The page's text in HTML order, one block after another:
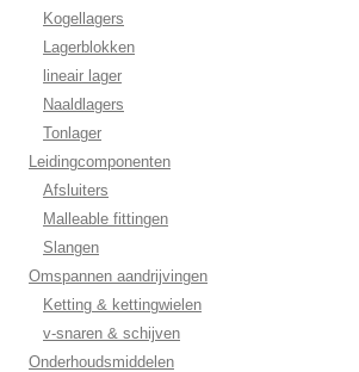
Kogellagers
Lagerblokken
lineair lager
Naaldlagers
Tonlager
Leidingcomponenten
Afsluiters
Malleable fittingen
Slangen
Omspannen aandrijvingen
Ketting & kettingwielen
v-snaren & schijven
Onderhoudsmiddelen